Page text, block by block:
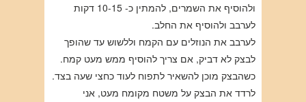
ולהוסיף את השמרים, להמתין כ- 10-15 דקות
לערבב ולהוסיף את החלב.
לערבב את הנוזלים עם הקמח וללשוש עד שהופך
לבצק לא דביק, אם צריך להוסיף ממש מעט קמח.
כשהבצק מוכן להשאיר לתפוח לעוד כחצי שעה בצד.
לרדד את הבצק על משטח מקומח מעט, אני